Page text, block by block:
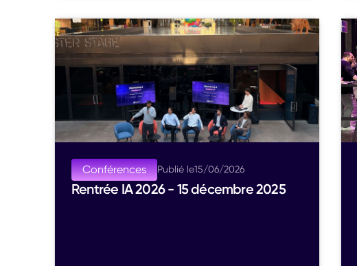
Conférences Publié le15/06/2026
Rentrée IA 2026 - 15 décembre 2025